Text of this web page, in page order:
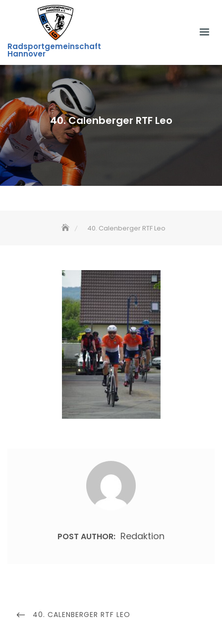
Radsportgemeinschaft
Hannover
40. Calenberger RTF Leo
40. Calenberger RTF Leo
POST AUTHOR: Redaktion
PREVIOUS
40. CALENBERGER RTF LEO